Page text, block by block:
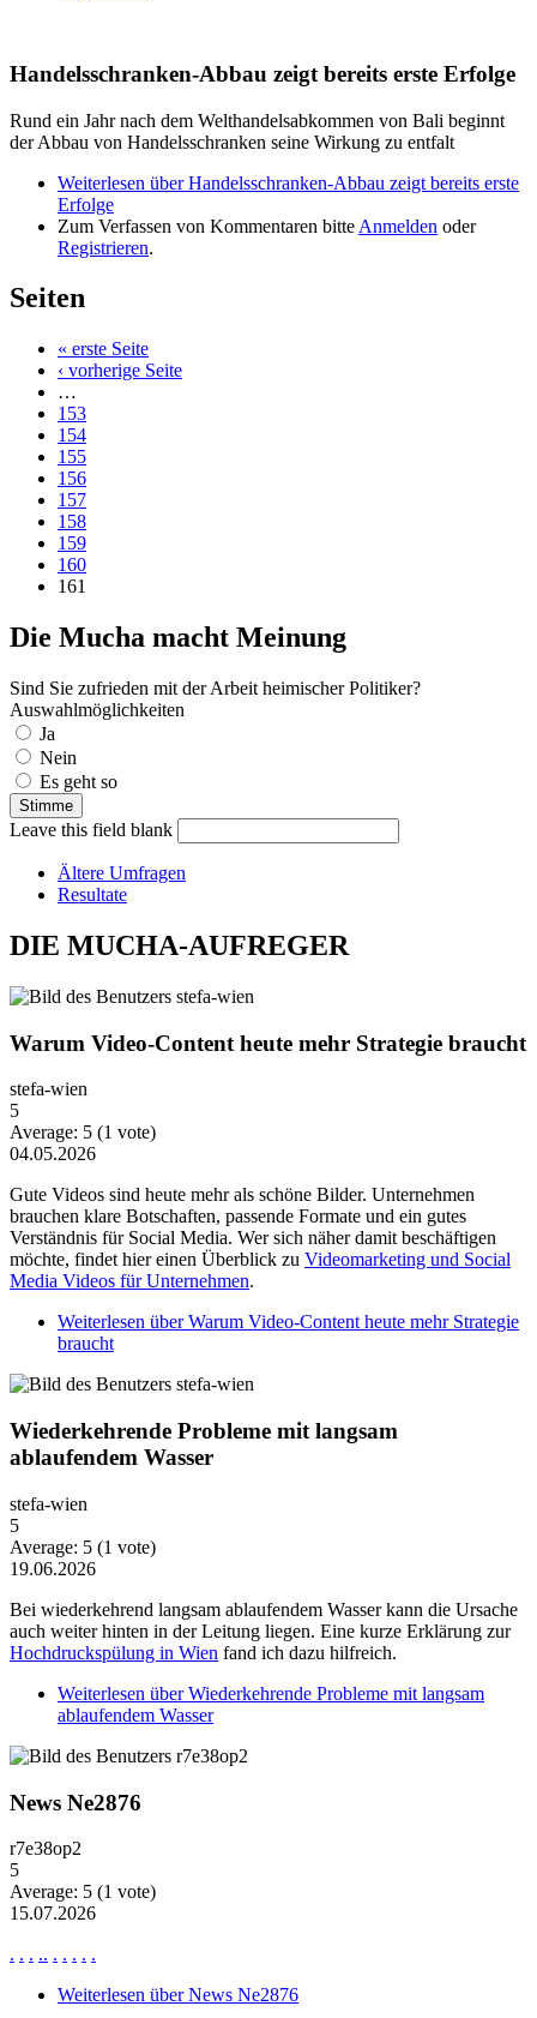
Handelsschranken-Abbau zeigt bereits erste Erfolge
Rund ein Jahr nach dem Welthandelsabkommen von Bali beginnt
der Abbau von Handelsschranken seine Wirkung zu entfalt
Weiterlesen über Handelsschranken-Abbau zeigt bereits erste
Erfolge
Zum Verfassen von Kommentaren bitte Anmelden oder
Registrieren.
Seiten
« erste Seite
‹ vorherige Seite
…
153
154
155
156
157
158
159
160
161
Die Mucha macht Meinung
Sind Sie zufrieden mit der Arbeit heimischer Politiker?
Auswahlmöglichkeiten
Ja
Nein
Es geht so
Leave this field blank
Ältere Umfragen
Resultate
DIE MUCHA-AUFREGER
Warum Video-Content heute mehr Strategie braucht
stefa-wien
5
Average: 5 (1 vote)
04.05.2026
Gute Videos sind heute mehr als schöne Bilder. Unternehmen
brauchen klare Botschaften, passende Formate und ein gutes
Verständnis für Social Media. Wer sich näher damit beschäftigen
möchte, findet hier einen Überblick zu Videomarketing und Social
Media Videos für Unternehmen.
Weiterlesen über Warum Video-Content heute mehr Strategie
braucht
Wiederkehrende Probleme mit langsam
ablaufendem Wasser
stefa-wien
5
Average: 5 (1 vote)
19.06.2026
Bei wiederkehrend langsam ablaufendem Wasser kann die Ursache
auch weiter hinten in der Leitung liegen. Eine kurze Erklärung zur
Hochdruckspülung in Wien fand ich dazu hilfreich.
Weiterlesen über Wiederkehrende Probleme mit langsam
ablaufendem Wasser
News Ne2876
r7e38op2
5
Average: 5 (1 vote)
15.07.2026
. . . .. . . . . .
Weiterlesen über News Ne2876